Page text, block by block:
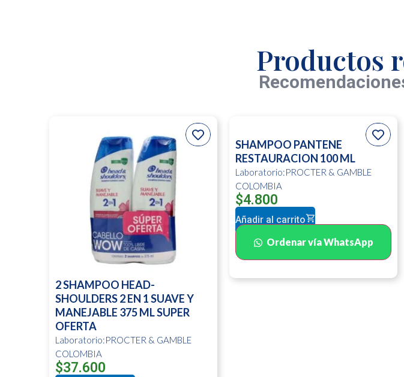
Productos
2 SHAMPOO HEAD-
SHOULDERS 2 EN 1 SUAVE Y
MANEJABLE 375 ML SUPER
OFERTA
Laboratorio:PROCTER & GAMBLE
COLOMBIA
$37.600
SHAMPOO PANTENE
RESTAURACION 100 ML
Laboratorio:PROCTER & GAMBLE
COLOMBIA
$4.800
Añadir al carrito
Ordenar vía WhatsApp